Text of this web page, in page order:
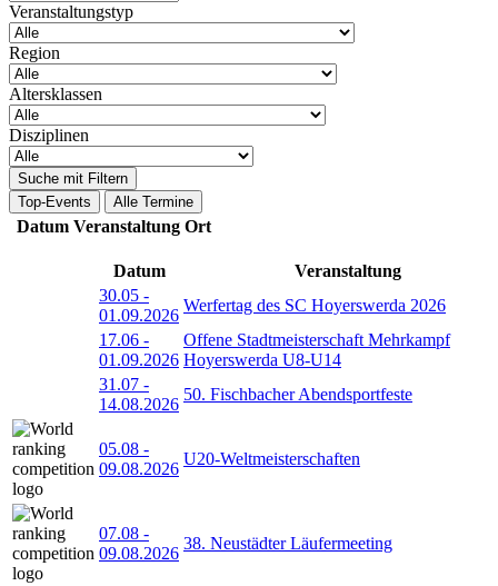
Veranstaltungstyp
Region
Altersklassen
Disziplinen
Suche mit Filtern
Top-Events
Alle Termine
Datum Veranstaltung Ort
Datum
Veranstaltung
30.05 -
01.09.2026
Werfertag des SC Hoyerswerda 2026
17.06 -
01.09.2026
Offene Stadtmeisterschaft Mehrkampf
Hoyerswerda U8-U14
31.07 -
14.08.2026
50. Fischbacher Abendsportfeste
05.08 -
09.08.2026
U20-Weltmeisterschaften
07.08 -
09.08.2026
38. Neustädter Läufermeeting